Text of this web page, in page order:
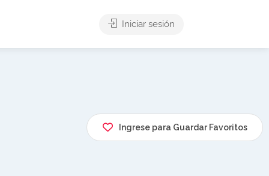
Iniciar sesión
Ingrese para Guardar Favoritos